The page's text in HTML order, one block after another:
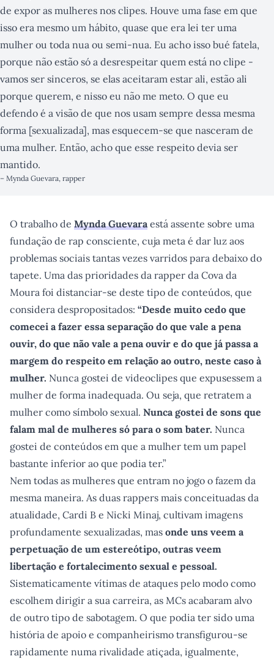
de expor as mulheres nos clipes. Houve uma fase em que
isso era mesmo um hábito, quase que era lei ter uma
mulher ou toda nua ou semi-nua. Eu acho isso bué fatela,
porque não estão só a desrespeitar quem está no clipe -
vamos ser sinceros, se elas aceitaram estar ali, estão ali
porque querem, e nisso eu não me meto. O que eu
defendo é a visão de que nos usam sempre dessa mesma
forma [sexualizada], mas esquecem-se que nasceram de
uma mulher. Então, acho que esse respeito devia ser
mantido.
– Mynda Guevara, rapper
O trabalho de Mynda Guevaraestá assente sobre uma
fundação de rap consciente, cuja meta é dar luz aos
problemas sociais tantas vezes varridos para debaixo do
tapete. Uma das prioridades da rapper da Cova da
Moura foi distanciar-se deste tipo de conteúdos, que
considera despropositados: “Desde muito cedo que
comecei a fazer essa separação do que vale a pena
ouvir, do que não vale a pena ouvir e do que já passa a
margem do respeito em relação ao outro, neste caso à
mulher. Nunca gostei de videoclipes que expusessem a
mulher de forma inadequada. Ou seja, que retratem a
mulher como símbolo sexual. Nunca gostei de sons que
falam mal de mulheres só para o som bater. Nunca
gostei de conteúdos em que a mulher tem um papel
bastante inferior ao que podia ter.”
Nem todas as mulheres que entram no jogo o fazem da
mesma maneira. As duas rappers mais conceituadas da
atualidade, Cardi B e Nicki Minaj, cultivam imagens
profundamente sexualizadas, mas onde uns veem a
perpetuação de um estereótipo, outras veem
libertação e fortalecimento sexual e pessoal.
Sistematicamente vítimas de ataques pelo modo como
escolhem dirigir a sua carreira, as MCs acabaram alvo
de outro tipo de sabotagem. O que podia ter sido uma
história de apoio e companheirismo transfigurou-se
rapidamente numa rivalidade atiçada, igualmente,